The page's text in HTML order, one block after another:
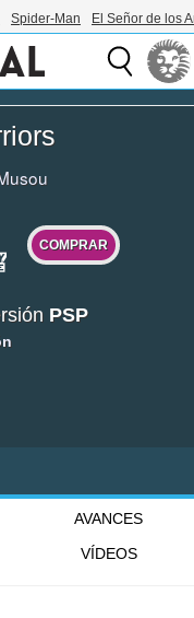
Spider-Man El Señor de los
COMPRAR
PSP
AVANCES
VÍDEOS